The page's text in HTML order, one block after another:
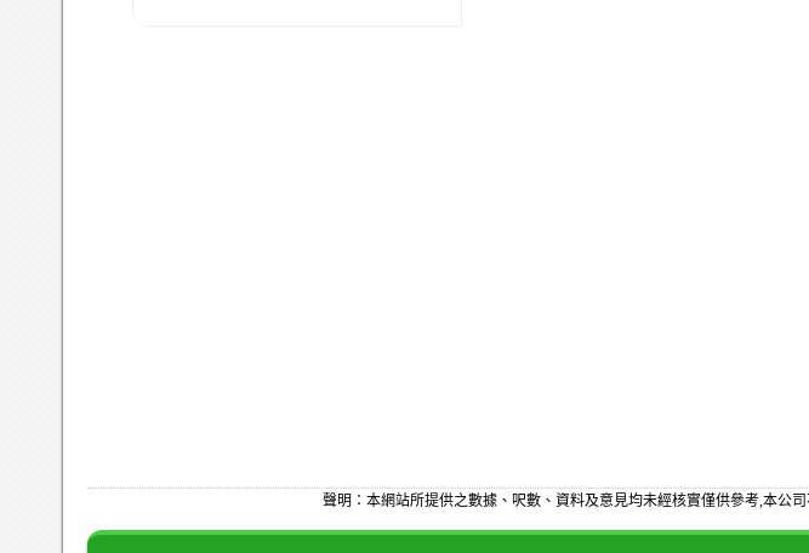
聲明：本網站所提供之數據、呎數、資料及意見均未經核實僅供參考,本公